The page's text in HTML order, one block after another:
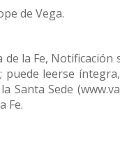
de Vega.
de la Fe,
puede leerse
Santa Sede
Fe.